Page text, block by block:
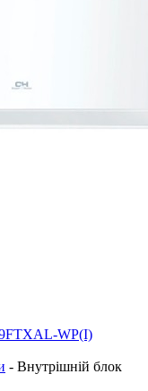
WP(I)
- Внутрішній блок